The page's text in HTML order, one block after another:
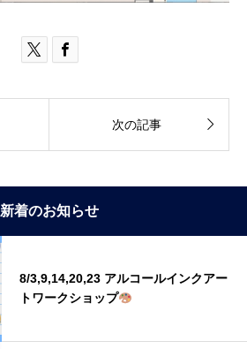
 
次の記事 
新着のお知らせ
8/3,9,14,20,23 アルコールインクアー
トワークショップ